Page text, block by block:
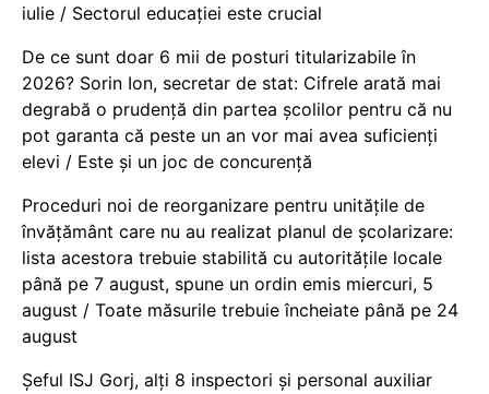
iulie / Sectorul educației este crucial
De ce sunt doar 6 mii de posturi titularizabile în
2026? Sorin Ion, secretar de stat: Cifrele arată mai
degrabă o prudență din partea școlilor pentru că nu
pot garanta că peste un an vor mai avea suficienți
elevi / Este și un joc de concurență
Proceduri noi de reorganizare pentru unitățile de
învățământ care nu au realizat planul de școlarizare:
lista acestora trebuie stabilită cu autoritățile locale
până pe 7 august, spune un ordin emis miercuri, 5
august / Toate măsurile trebuie încheiate până pe 24
august
Șeful ISJ Gorj, alți 8 inspectori și personal auxiliar